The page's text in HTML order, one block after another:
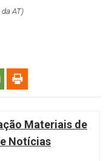
AT)
Materiais de
Notícias